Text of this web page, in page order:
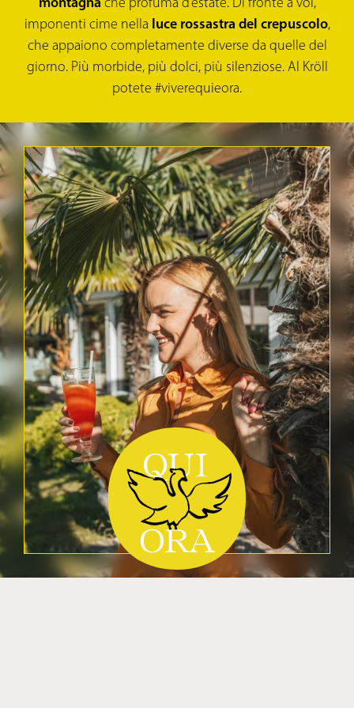
imponenti cime nella luce rossastra del crepuscolo,
che appaiono completamente diverse da quelle del
giorno. Più morbide, più dolci, più silenziose. Al Kröll
potete #viverequieora.